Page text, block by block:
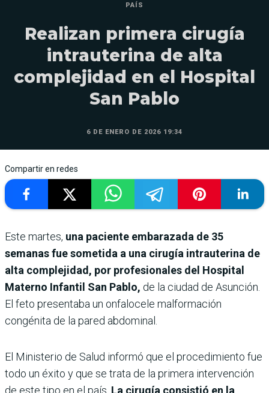
PAÍS
Realizan primera cirugía
intrauterina de alta
complejidad en el Hospital
San Pablo
6 DE ENERO DE 2026 19:34
Compartir en redes
Este martes, una paciente embarazada de 35
semanas fue sometida a una cirugía intrauterina de
alta complejidad, por profesionales del Hospital
Materno Infantil San Pablo, de la ciudad de Asunción.
El feto presentaba un onfalocele malformación
congénita de la pared abdominal.
El Ministerio de Salud informó que el procedimiento fue
todo un éxito y que se trata de la primera intervención
de este tipo en el país. La cirugía consistió en la